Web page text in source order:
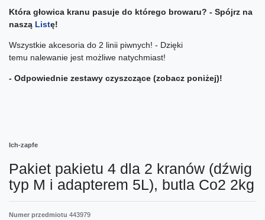
Która głowica kranu pasuje do którego browaru? - Spójrz na
naszą Listę!
Wszystkie akcesoria do 2 linii piwnych! - Dzięki
temu nalewanie jest możliwe natychmiast!
- Odpowiednie zestawy czyszczące (zobacz poniżej)!
Ich-zapfe
Pakiet pakietu 4 dla 2 kranów (dźwig
typ M i adapterem 5L), butla Co2 2kg
Numer przedmiotu 443979